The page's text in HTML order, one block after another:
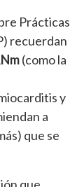
Prácticas
recuerdan
(como la
y
a
que se
que